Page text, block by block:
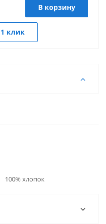
В корзину
клик
100% хлопок